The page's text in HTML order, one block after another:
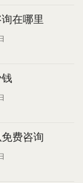
在哪里
费咨询